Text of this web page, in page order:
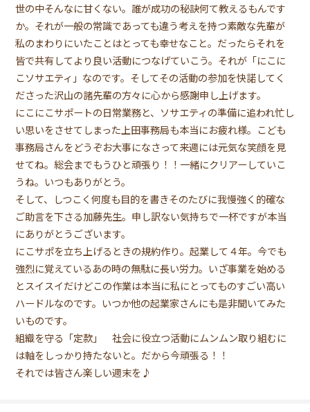
世の中そんなに甘くない。誰が成功の秘訣何て教えるもんです
か。それが一般の常識であっても違う考えを持つ素敵な先輩が
私のまわりにいたことはとっても幸せなこと。だったらそれを
皆で共有してより良い活動につなげていこう。それが「にこに
こソサエティ」なのです。そしてその活動の参加を快諾してく
ださった沢山の諸先輩の方々に心から感謝申し上げます。
にこにこサポートの日常業務と、ソサエティの準備に追われ忙し
い思いをさせてしまった上田事務局も本当にお疲れ様。こども
事務局さんをどうぞお大事になさって来週には元気な笑顔を見
せてね。総会までもうひと頑張り！！一緒にクリアーしていこ
うね。いつもありがとう。
そして、しつこく何度も目的を書きそのたびに我慢強く的確な
ご助言を下さる加藤先生。申し訳ない気持ちで一杯ですが本当
にありがとうございます。
にこサポを立ち上げるときの規約作り。起業して４年。今でも
強烈に覚えているあの時の無駄に長い労力。いざ事業を始める
とスイスイだけどこの作業は本当に私にとってものすごい高い
ハードルなのです。いつか他の起業家さんにも是非聞いてみた
いものです。
組織を守る「定款」 社会に役立つ活動にムンムン取り組むに
は軸をしっかり持たないと。だから今頑張る！！
それでは皆さん楽しい週末を♪